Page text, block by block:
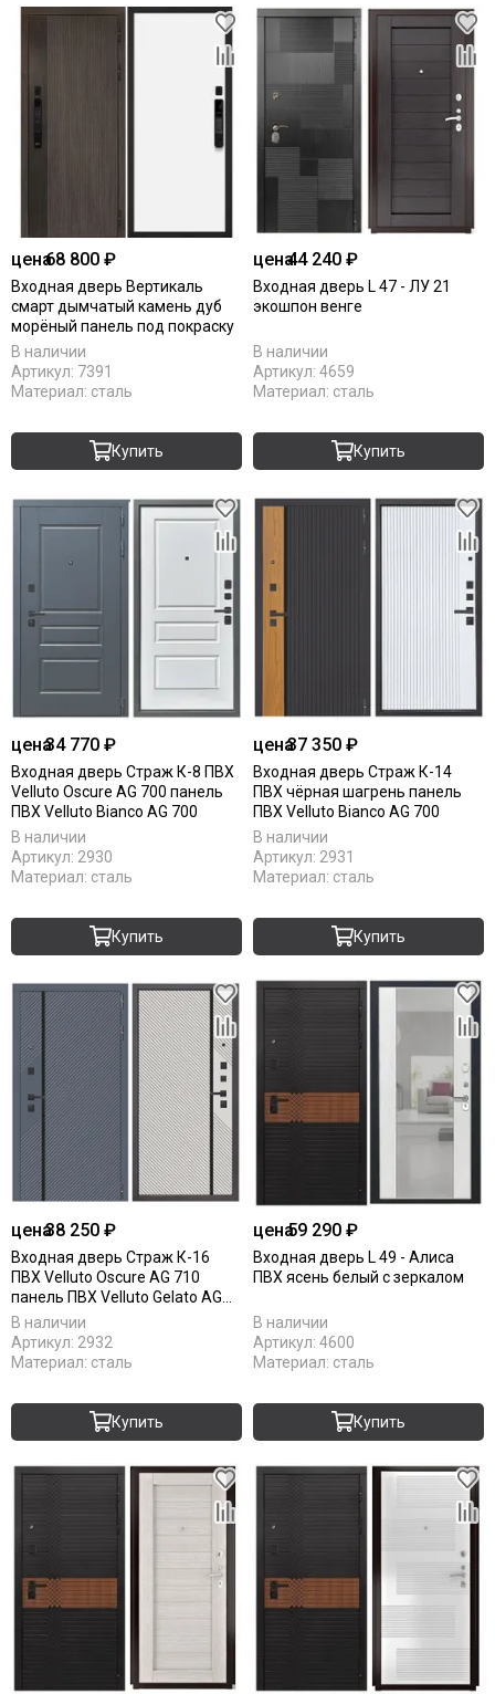
цена68 800 ₽
Входная дверь Вертикаль
смарт дымчатый камень дуб
морёный панель под покраску
В наличии
Артикул: 7391
Материал: сталь
Купить
цена44 240 ₽
Входная дверь L 47 - ЛУ 21
экошпон венге
В наличии
Артикул: 4659
Материал: сталь
Купить
цена34 770 ₽
Входная дверь Страж К-8 ПВХ
Velluto Oscure AG 700 панель
ПВХ Velluto Bianco AG 700
В наличии
Артикул: 2930
Материал: сталь
Купить
цена37 350 ₽
Входная дверь Страж К-14
ПВХ чёрная шагрень панель
ПВХ Velluto Bianco AG 700
В наличии
Артикул: 2931
Материал: сталь
Купить
цена38 250 ₽
Входная дверь Страж К-16
ПВХ Velluto Oscure AG 710
панель ПВХ Velluto Gelato AG
710
В наличии
Артикул: 2932
Материал: сталь
Купить
цена59 290 ₽
Входная дверь L 49 - Алиса
ПВХ ясень белый с зеркалом
В наличии
Артикул: 4600
Материал: сталь
Купить